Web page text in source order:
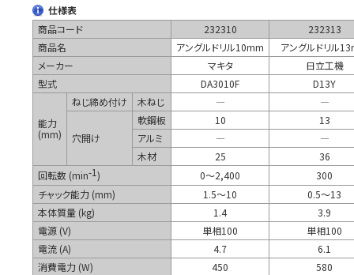
仕様表
商品コード
232310
232313
商品名
アングルドリル10mm
アングルドリル
メーカー
マキタ
日立工機
型式
DA3010F D13Y
能力
(mm)
ねじ締め付け 木ねじ ― ―
穴開け
軟鋼板 10
13
アルミ
―
―
木材
25
36
回転数 (min-1) 0～2,400
300
チャック能力 (mm)
1.5～10
0.5～13
本体質量 (kg)
1.4
3.9
電源 (V)
単相100
単相100
電流 (A)
4.7
6.1
消費電力 (W)
450
580